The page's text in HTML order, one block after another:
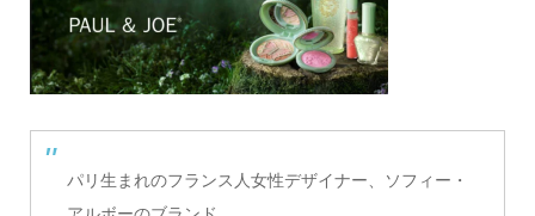
パリ生まれのフランス人女性デザイナー、ソフィー・